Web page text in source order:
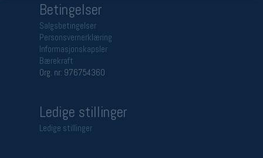
Betingelser
Salgsbetingelser
Personsvernerklæring
Informasjonskapsler
Bærekraft
Org. nr: 976754360
Ledige stillinger
Ledige stillinger